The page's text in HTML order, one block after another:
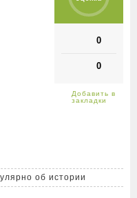
0
0
об истории